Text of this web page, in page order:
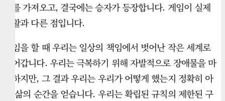
과를 가져오고, 결국에는 승자가 등장합니다. 게임이 실제
생활과 다른 점입니다.
게임을 할 때 우리는 일상의 책임에서 벗어난 작은 세계로
들어갑니다. 우리는 극복하기 위해 자발적으로 장애물을 마
주하지만, 그 결과 우리는 우리가 어떻게 했는지 정확히 아
는 삶의 순간을 얻습니다. 우리는 확립된 규칙의 제한된 구